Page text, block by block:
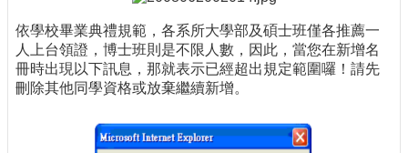
依學校畢業典禮規範，各系所大學部及碩士班僅各推薦一
人上台領證，博士班則是不限人數，因此，當您在新增名
冊時出現以下訊息，那就表示已經超出規定範圍囉！請先
刪除其他同學資格或放棄繼續新增。